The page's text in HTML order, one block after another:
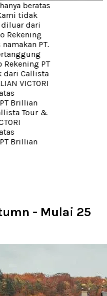
beratas
tidak
dari
Rekening
PT.
PT
Callista
VICTORI
Brillian
Tour &
Brillian
- Mulai 25